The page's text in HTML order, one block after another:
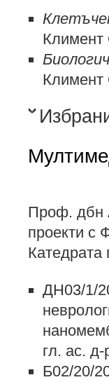
Климент
Климент
Проф. дбн
проекти с
ДН03/1/
гл. ас.
Б02/20/